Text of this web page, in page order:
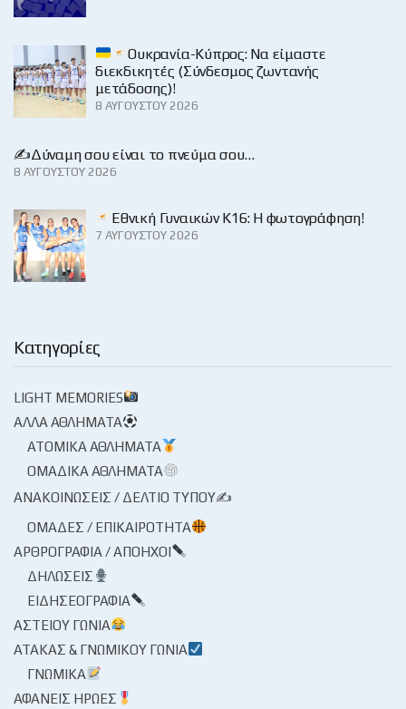
Ουκρανία-Κύπρος: Να είμαστε
διεκδικητές (Σύνδεσμος ζωντανής
μετάδοσης)!
8 ΑΥΓΟΎΣΤΟΥ 2026
✍️Δύναμη σου είναι το πνεύμα σου…
8 ΑΥΓΟΎΣΤΟΥ 2026
Εθνική Γυναικών Κ16: Η φωτογράφηση!
7 ΑΥΓΟΎΣΤΟΥ 2026
Κατηγορίες
LIGHT MEMORIES
ΆΛΛΑ ΑΘΛΉΜΑΤΑ
ΑΤΟΜΙΚΆ ΑΘΛΉΜΑΤΑ
ΟΜΑΔΙΚΆ ΑΘΛΉΜΑΤΑ
ΑΝΑΚΟΙΝΏΣΕΙΣ / ΔΕΛΤΊΟ ΤΎΠΟΥ✍
ΟΜΆΔΕΣ / ΕΠΙΚΑΙΡΌΤΗΤΑ
ΑΡΘΡΟΓΡΑΦΊΑ / ΑΠΌΗΧΟΙ
ΔΗΛΏΣΕΙΣ
ΕΙΔΗΣΕΟΓΡΑΦΊΑ
ΑΣΤΕΊΟΥ ΓΩΝΊΑ
ΑΤΆΚΑΣ & ΓΝΩΜΙΚΟΎ ΓΩΝΊΑ
ΓΝΩΜΙΚΆ
ΑΦΑΝΕΊΣ ΉΡΩΕΣ